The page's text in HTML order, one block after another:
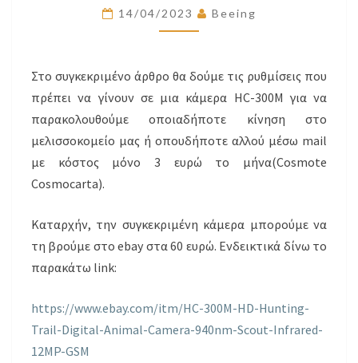
14/04/2023 Beeing
Στο συγκεκριμένο άρθρο θα δούμε τις ρυθμίσεις που
πρέπει να γίνουν σε μια κάμερα HC-300M για να
παρακολουθούμε οποιαδήποτε κίνηση στο
μελισσοκομείο μας ή οπουδήποτε αλλού μέσω mail
με κόστος μόνο 3 ευρώ το μήνα(Cosmote
Cosmocarta).
Καταρχήν, την συγκεκριμένη κάμερα μπορούμε να
τη βρούμε στο ebay στα 60 ευρώ. Ενδεικτικά δίνω το
παρακάτω link:
https://www.ebay.com/itm/HC-300M-HD-Hunting-
Trail-Digital-Animal-Camera-940nm-Scout-Infrared-
12MP-GSM